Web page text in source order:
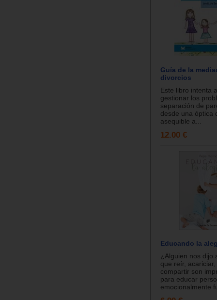
Guía de la
divorcios
Este libro intenta
gestionar los
separación de
desde una óptica
asequible a...
12.00 €
Educando la
¿Alguien nos dijo
que reír,
compartir son
para educar
emocionalmente